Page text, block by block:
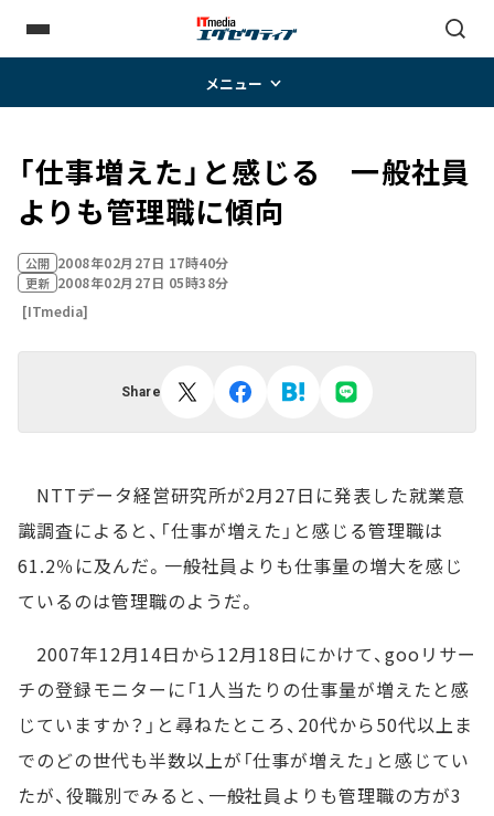
メニュー
「仕事増えた」と感じる 一般社員
よりも管理職に傾向
公開 2008年02月27日 17時40分
更新 2008年02月27日 05時38分
[ITmedia]
Share
NTTデータ経営研究所が2月27日に発表した就業意
識調査によると、「仕事が増えた」と感じる管理職は
61.2％に及んだ。一般社員よりも仕事量の増大を感じ
ているのは管理職のようだ。
2007年12月14日から12月18日にかけて、gooリサー
チの登録モニターに「1人当たりの仕事量が増えたと感
じていますか？」と尋ねたところ、20代から50代以上ま
でのどの世代も半数以上が「仕事が増えた」と感じてい
たが、役職別でみると、一般社員よりも管理職の方が3